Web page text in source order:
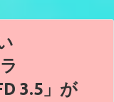
3.5」が